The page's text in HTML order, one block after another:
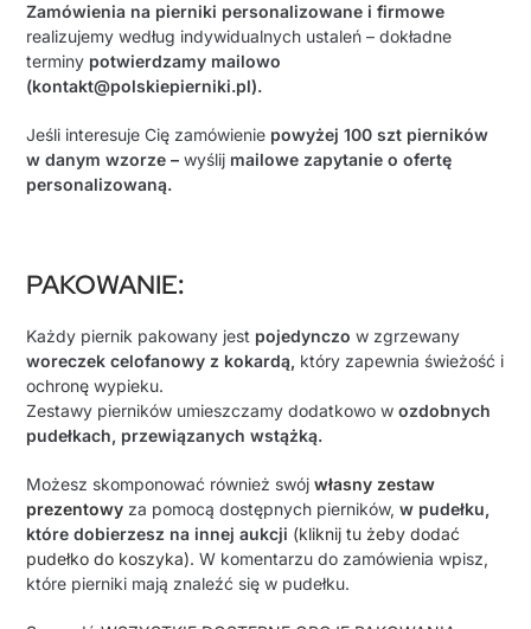
Zamówienia na pierniki personalizowane i firmowe
realizujemy według indywidualnych ustaleń – dokładne
terminy potwierdzamy mailowo
(kontakt@polskiepierniki.pl).
Jeśli interesuje Cię zamówienie powyżej 100 szt pierników
w danym wzorze –wyślij mailowe zapytanie o ofertę
personalizowaną.
PAKOWANIE:
Każdy piernik pakowany jest pojedynczo w zgrzewany
woreczek celofanowy z kokardą, który zapewnia świeżość i
ochronę wypieku.
Zestawy pierników umieszczamy dodatkowo wozdobnych
pudełkach, przewiązanych wstążką.
Możesz skomponować również swójwłasny zestaw
prezentowy za pomocą dostępnych pierników,w pudełku,
które dobierzesz na innej aukcji (kliknij tu żeby dodać
pudełko do koszyka).W komentarzu do zamówienia wpisz,
które pierniki mają znaleźć się w pudełku.